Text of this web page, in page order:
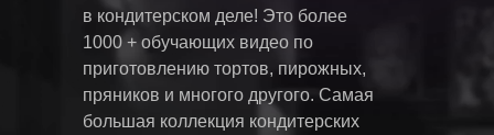
в кондитерском деле! Это более
1000 + обучающих видео по
приготовлению тортов, пирожных,
пряников и многого другого. Самая
большая коллекция кондитерских